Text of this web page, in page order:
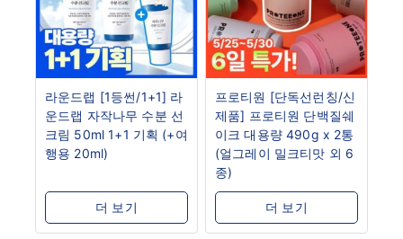
라운드랩 [1등썬/1+1] 라
운드랩 자작나무 수분 선
크림 50ml 1+1 기획 (+여
행용 20ml)
더 보기
프로티원 [단독선런칭/신
제품] 프로티원 단백질쉐
이크 대용량 490g x 2통
(얼그레이 밀크티맛 외 6
종)
더 보기